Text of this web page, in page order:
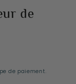
de
de paiement.